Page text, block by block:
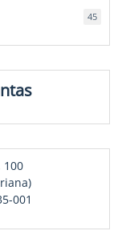
4545
100
001